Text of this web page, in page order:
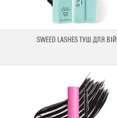
SWEED LASHES ТУШ ДЛЯ ВІЙ